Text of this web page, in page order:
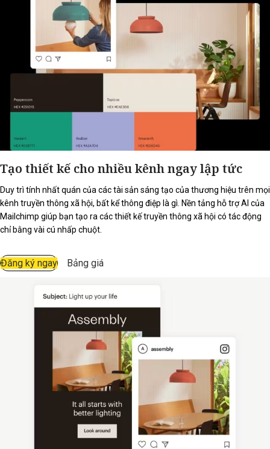
Tạo thiết kế cho nhiều kênh ngay lập tức
Duy trì tính nhất quán của các tài sản sáng tạo của thương hiệu trên mọi
kênh truyền thông xã hội, bất kể thông điệp là gì. Nền tảng hỗ trợ AI của
Mailchimp giúp bạn tạo ra các thiết kế truyền thông xã hội có tác động
chỉ bằng vài cú nhấp chuột.
Đăng ký ngay Bảng giá